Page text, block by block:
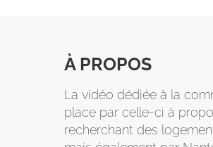
À PROPOS
La vidéo dédiée à la
place par celle-ci à
recherchant des